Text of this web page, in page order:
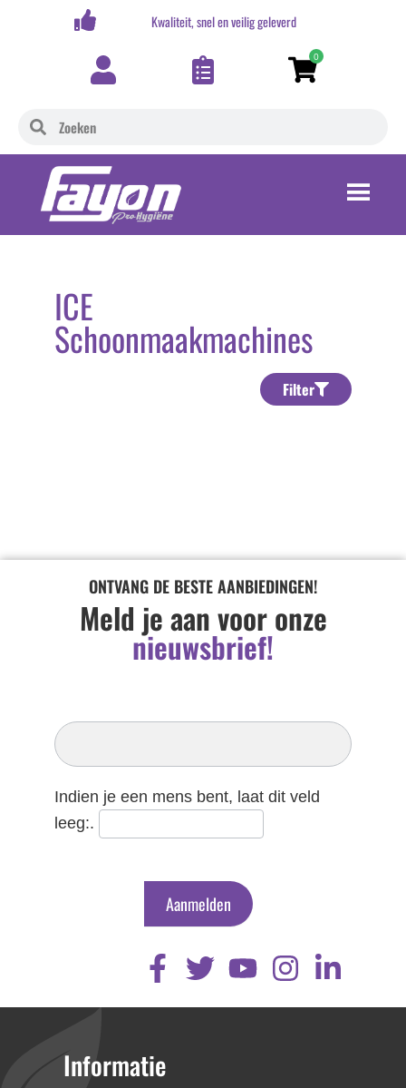
Kwaliteit, snel en veilig geleverd
0
ICE
Schoonmaakmachines
Filter
ONTVANG DE BESTE AANBIEDINGEN!
Meld je aan voor onze
nieuwsbrief!
Inschrijven
Nieuwsbrief
Indien je een mens bent, laat dit veld
leeg:.
Aanmelden
Informatie